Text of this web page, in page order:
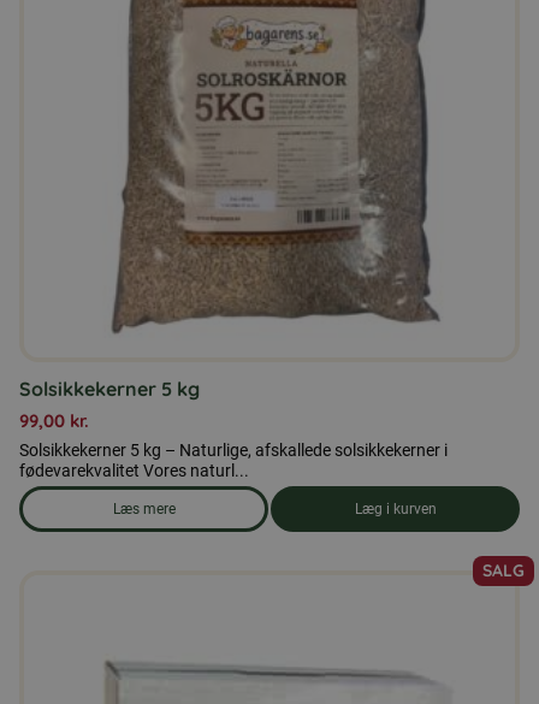
Solsikkekerner 5 kg
99,00 kr.
Solsikkekerner 5 kg – Naturlige, afskallede solsikkekerner i
fødevarekvalitet Vores naturl...
Læs mere
om produkten Solsikkekerner 5 kg
Læg i kurven
SALG